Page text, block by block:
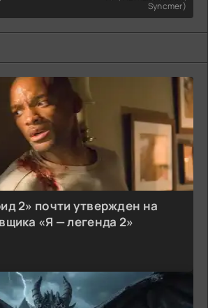
Syncmer)
2» почти утвержден на
«Я — легенда 2»